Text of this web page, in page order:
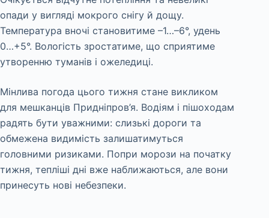
опади у вигляді мокрого снігу й дощу.
Температура вночі становитиме –1…–6°, удень
0…+5°. Вологість зростатиме, що сприятиме
утворенню туманів і ожеледиці.
Мінлива погода цього тижня стане викликом
для мешканців Придніпров’я. Водіям і пішоходам
радять бути уважними: слизькі дороги та
обмежена видимість залишатимуться
головними ризиками. Попри морози на початку
тижня, тепліші дні вже наближаються, але вони
принесуть нові небезпеки.